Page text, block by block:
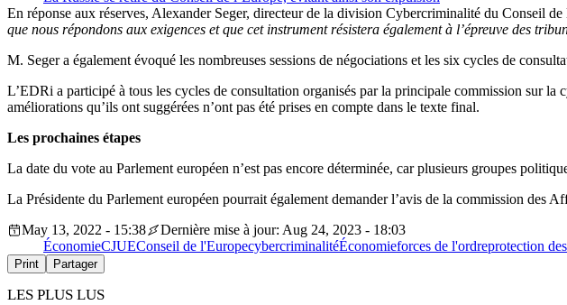
En réponse aux réserves, Alexander Seger, directeur de la division Cybercriminalité du Conseil
que nous répondons aux exigences et que cet instrument résistera également à l’épreuve des
M. Seger a également évoqué les nombreuses sessions de négociations et les six cycles de
L’EDRi a participé à tous les cycles de consultation organisés par la principale commission sur
améliorations qu’ils ont suggérées n’ont pas été prises en compte dans le texte final.
Les prochaines étapes
La date du vote au Parlement européen n’est pas encore déterminée, car plusieurs groupes
La Présidente du Parlement européen pourrait également demander l’avis de la commission des
May 13, 2022 - 15:38
Dernière mise à jour: Aug 24, 2023 - 18:03
ÉconomieCJUEConseil de l'EuropecybercriminalitéÉconomieforces de l'ordreprotection
Print Partager
LES PLUS LUS